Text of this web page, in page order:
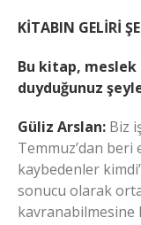
KİTABIN GELİRİ
Bu kitap, meslek
duyduğunuz
Güliz Arslan: Biz
Temmuz’dan beri
kaybedenler
sonucu olarak
kavranabilmesine